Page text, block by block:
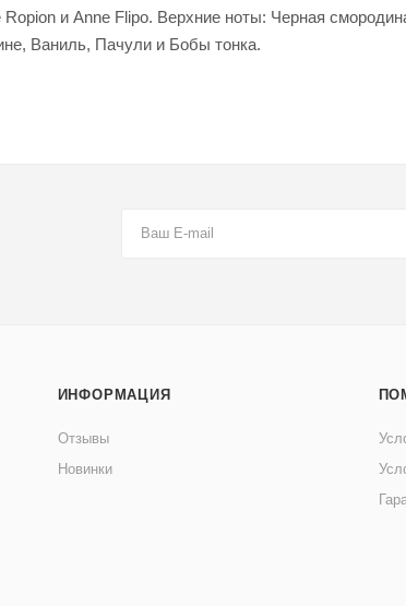
и Anne Flipo. Верхние ноты: Черная
Ваниль, Пачули и Бобы тонка.
ИНФОРМАЦИЯ
Отзывы
Новинки